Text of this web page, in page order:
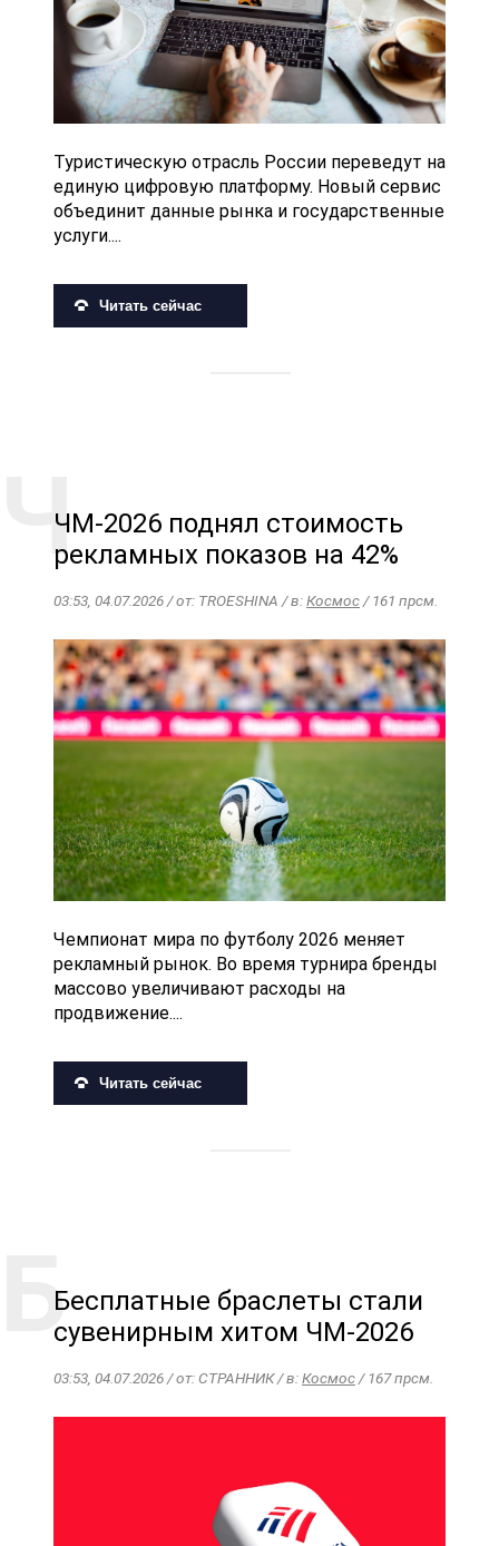
Туристическую отрасль России переведут на
единую цифровую платформу. Новый сервис
объединит данные рынка и государственные
услуги....
Читать сейчас
ЧМ-2026 поднял стоимость
рекламных показов на 42%
03:53, 04.07.2026 / от: TROESHINA / в:Космос/ 161 прсм.
Чемпионат мира по футболу 2026 меняет
рекламный рынок. Во время турнира бренды
массово увеличивают расходы на
продвижение....
Читать сейчас
Бесплатные браслеты стали
сувенирным хитом ЧМ-2026
03:53, 04.07.2026 / от: СТРАННИК / в:Космос/ 167 прсм.